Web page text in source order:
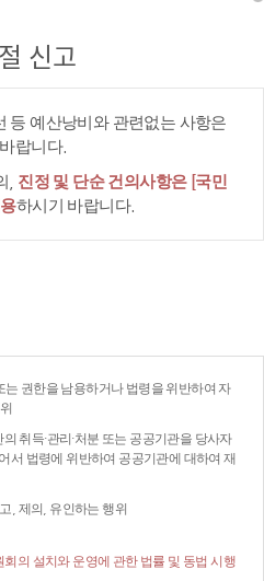
신고
등 예산낭비와 관련없는 사항은
랍니다.
, 진정 및 단순 건의사항은 [국민
하시기 바랍니다.
권한을 남용하거나 법령을 위반하여 자
취득·관리·처분 또는 공공기관을 당사자
서 법령에 위반하여 공공기관에 대하여 재
, 제의, 유인하는 행위
의 설치와 운영에 관한 법률 및 동법 시행